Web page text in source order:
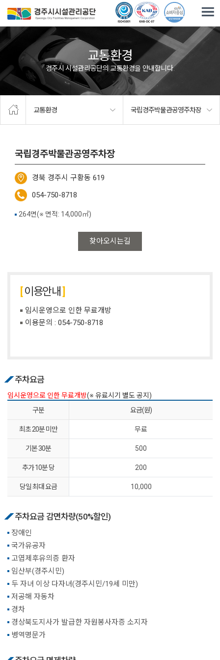
교통환경
경주시 시설관리공단의 교통환경을 안내합니다.
교통환경 국립경주박물관공영주차장
국립경주박물관공영주차장
경북 경주시 구황동 619
054-750-8718
찾아오시는길
264면(※ 면적: 14,000㎡)
이용안내
임시운영으로 인한 무료개방
이용문의 : 054-750-8718
주차요금
임시운영으로 인한 무료개방(※ 유료시기 별도 공지)
구분
요금(원)
최초 20분 미만 무료
기본 30분 500
추가 10분 당 200
당일 최대 요금 10,000
주차요금 감면차량(50%할인)
장애인
국가유공자
고엽제후유의증 환자
임산부(경주시민)
두 자녀 이상 다자녀(경주시민/19세 미만)
저공해 자동차
경차
경상북도지사가 발급한 자원봉사자증 소지자
병역명문가